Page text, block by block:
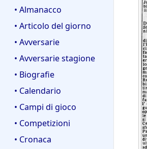
• Almanacco
• Articolo del giorno
• Avversarie
• Avversarie stagione
• Biografie
• Calendario
• Campi di gioco
• Competizioni
• Cronaca